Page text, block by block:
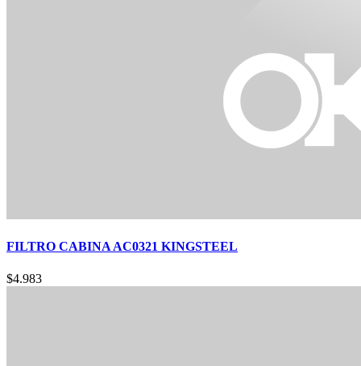
FILTRO CABINA AC0321 KINGSTEEL
$4.983